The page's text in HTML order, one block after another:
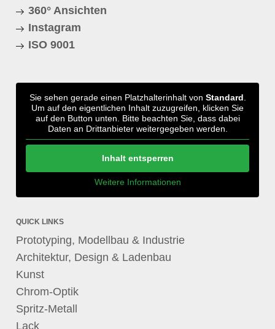
360° Ansichten
Instagram
ISO 9001
Sie sehen gerade einen Platzhalterinhalt von Standard
Um auf den eigentlichen Inhalt zuzugreifen, klicken Sie
auf den Button unten. Bitte beachten Sie, dass dabei
Daten an Drittanbieter weitergegeben werden.
Inhalt entsperren
Weitere Informationen
QUICK LINKS
Prototyping, Modellbau & Industrie
Architektur, Design & Ladenbau
Kunst
Chrom-Optik
Spritz-Metall
Lack